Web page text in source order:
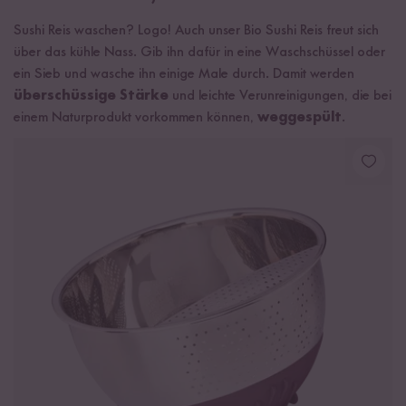
Sushi Reis waschen? Logo! Auch unser Bio Sushi Reis freut sich
über das kühle Nass. Gib ihn dafür in eine Waschschüssel oder
ein Sieb und wasche ihn einige Male durch. Damit werden
überschüssige Stärke und leichte Verunreinigungen, die bei
einem Naturprodukt vorkommen können, weggespült.